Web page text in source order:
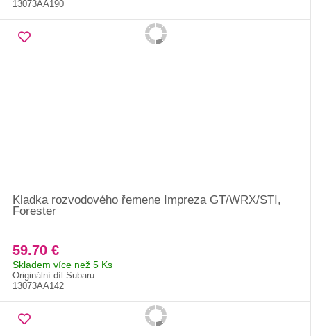
13073AA190
Kladka rozvodového řemene Impreza GT/WRX/STI,
Forester
59.70 €
Skladem více než 5 Ks
Originální díl Subaru
13073AA142